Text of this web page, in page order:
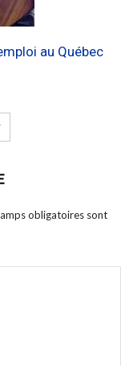
au Québec
obligatoires sont